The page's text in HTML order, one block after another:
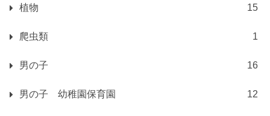
植物 15
爬虫類 1
男の子 16
男の子 幼稚園保育園 12